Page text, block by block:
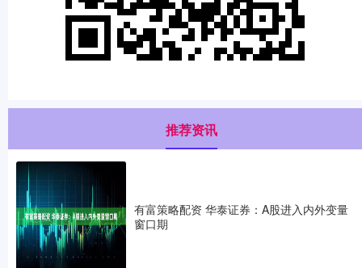
推荐资讯
有富策略配资 华泰证券：A股进入内外变量
窗口期